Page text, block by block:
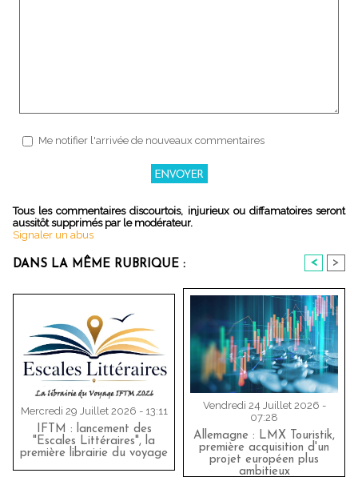
Me notifier l'arrivée de nouveaux commentaires
Tous les commentaires discourtois, injurieux ou diffamatoires seront
aussitôt supprimés par le modérateur.
Signaler un abus
DANS LA MÊME RUBRIQUE : < >
Mercredi 29 Juillet 2026 - 13:11
IFTM : lancement des
"Escales Littéraires", la
première librairie du voyage
Vendredi 24 Juillet 2026 -
07:28
Allemagne : LMX Touristik,
première acquisition d'un
projet européen plus
ambitieux